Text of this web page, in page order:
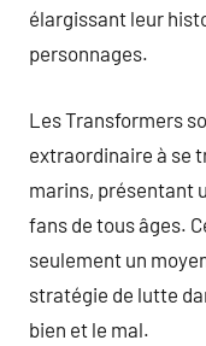
élargissant leur
personnages.
Les Transformers
extraordinaire à se
marins, présentant
fans de tous âges.
seulement un
stratégie de lutte
bien et le mal.